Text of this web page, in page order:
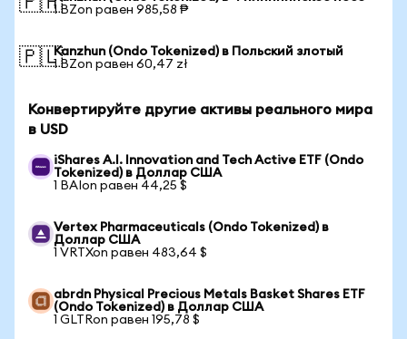
1 BZon равен 985,58 ₱
🇵🇱Kanzhun (Ondo Tokenized) в Польский злотый
1 BZon равен 60,47 zł
Конвертируйте другие активы реального мира
в USD
iShares A.I. Innovation and Tech Active ETF (Ondo
Tokenized) в Доллар США
1 BAIon равен 44,25 $
Vertex Pharmaceuticals (Ondo Tokenized) в
Доллар США
1 VRTXon равен 483,64 $
abrdn Physical Precious Metals Basket Shares ETF
(Ondo Tokenized) в Доллар США
1 GLTRon равен 195,78 $